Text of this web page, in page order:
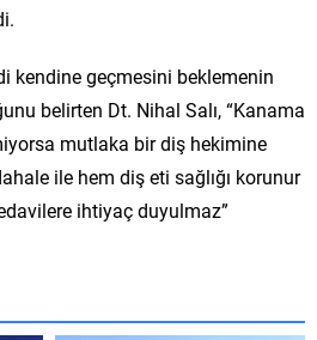
kendine geçmesini beklemenin
belirten Dt. Nihal Salı, “Kanama
mutlaka bir diş hekimine
ile hem diş eti sağlığı korunur
ihtiyaç duyulmaz”